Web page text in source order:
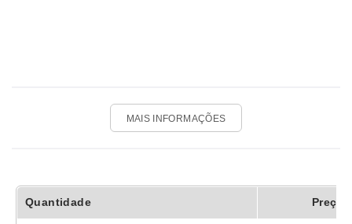
MAIS INFORMAÇÕES
Quantidade Preço